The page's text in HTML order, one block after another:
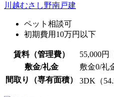
川越むさし野南戸建
ペット相談可
初期費用10万円以下
賃料（管理費） 55,000円
敷金/礼金 敷金0/礼
間取り（専有面積）
3DK（